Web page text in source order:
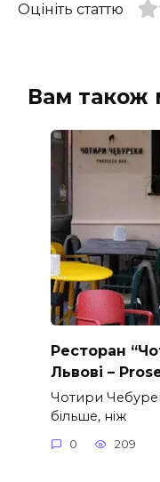
Оцініть статтю
Вам також
Ресторан
Львові –
Чотири
більше, ніж
0 209